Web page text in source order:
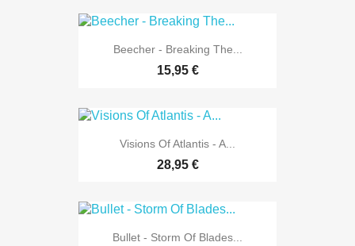
Beecher - Breaking The...
15,95 €
Visions Of Atlantis - A...
28,95 €
Bullet - Storm Of Blades...